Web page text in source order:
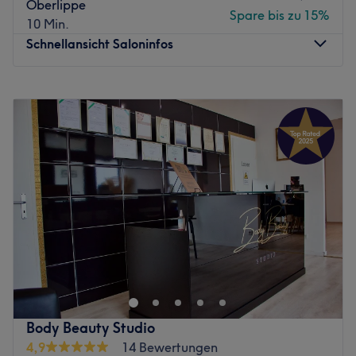
Haarentfernung
Produkte und Produktmarken: Hochwertige Produkte
Extras: Kostenlose & kostenpflichtige Parkplätze,
Zurück zur Salonansicht
Oberlippe
10 Min.
Spare bis zu 15%
Schnellansicht Saloninfos
Dienstag
18:00
Mittwoch
10:00 –19:00
Donnerstag
12:15 –18:00
Freitag
14:00 –18:30
Samstag
11:00 – 15:00
Sonntag
Geschlossen
Femme Beauty Essen ist ein renommiertes Kosmetikstudio,
das sich in der lebendigen Stadt Essen befindet. Das
Studio ist ein beliebter Ort für Frauen, die nach qualitativ
hochwertigen Schönheitsbehandlungen suchen. Egal ob
dauerhafte Haarentfernung oder eine entspannende
Gesichtsbehandlung, buche deinen Termin direkt und
Body Beauty Studio
4,9
14 Bewertungen